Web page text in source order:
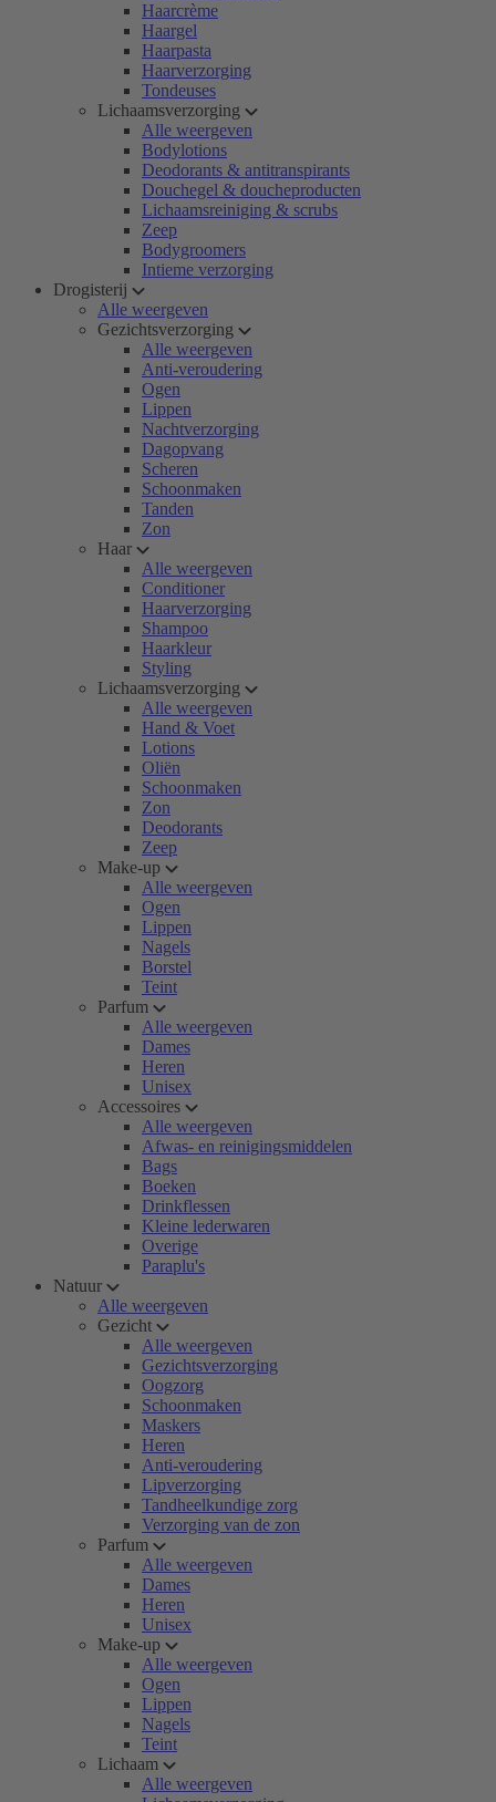
Haarcrème
Haargel
Haarpasta
Haarverzorging
Tondeuses
Lichaamsverzorging
Alle weergeven
Bodylotions
Deodorants & antitranspirants
Douchegel & doucheproducten
Lichaamsreiniging & scrubs
Zeep
Bodygroomers
Intieme verzorging
Drogisterij
Alle weergeven
Gezichtsverzorging
Alle weergeven
Anti-veroudering
Ogen
Lippen
Nachtverzorging
Dagopvang
Scheren
Schoonmaken
Tanden
Zon
Haar
Alle weergeven
Conditioner
Haarverzorging
Shampoo
Haarkleur
Styling
Lichaamsverzorging
Alle weergeven
Hand & Voet
Lotions
Oliën
Schoonmaken
Zon
Deodorants
Zeep
Make-up
Alle weergeven
Ogen
Lippen
Nagels
Borstel
Teint
Parfum
Alle weergeven
Dames
Heren
Unisex
Accessoires
Alle weergeven
Afwas- en reinigingsmiddelen
Bags
Boeken
Drinkflessen
Kleine lederwaren
Overige
Paraplu's
Natuur
Alle weergeven
Gezicht
Alle weergeven
Gezichtsverzorging
Oogzorg
Schoonmaken
Maskers
Heren
Anti-veroudering
Lipverzorging
Tandheelkundige zorg
Verzorging van de zon
Parfum
Alle weergeven
Dames
Heren
Unisex
Make-up
Alle weergeven
Ogen
Lippen
Nagels
Teint
Lichaam
Alle weergeven